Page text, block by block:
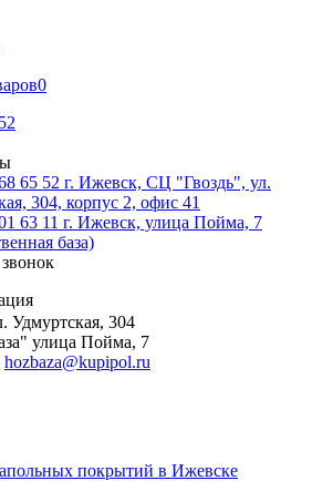
0
65 52 г. Ижевск, СЦ "Гвоздь", ул.
304, корпус 2, офис 41
63 11 г. Ижевск, улица Пойма, 7
база)
звонок
Удмуртская, 304
улица Пойма, 7
hozbaza@kupipol.ru
покрытий в Ижевске